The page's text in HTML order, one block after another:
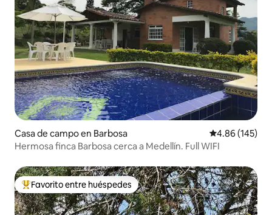
Casa de campo en Barbosa Calificación
4.86 (145)
Hermosa finca Barbosa cerca a Medellín. Full WIFI
De los mejores en Favorito entre huéspedes
Favorito entre huéspedes